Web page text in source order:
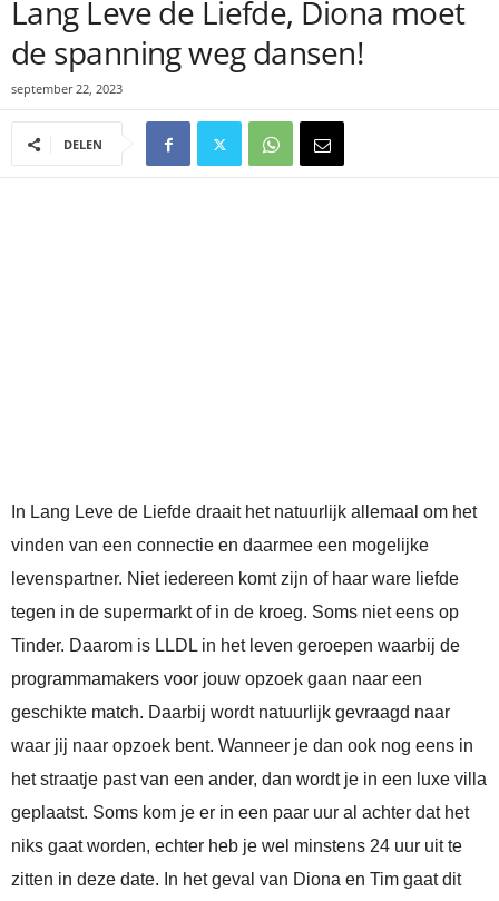
Lang Leve de Liefde, Diona moet
de spanning weg dansen!
september 22, 2023
DELEN
In Lang Leve de Liefde draait het natuurlijk allemaal om het
vinden van een connectie en daarmee een mogelijke
levenspartner. Niet iedereen komt zijn of haar ware liefde
tegen in de supermarkt of in de kroeg. Soms niet eens op
Tinder. Daarom is LLDL in het leven geroepen waarbij de
programmamakers voor jouw opzoek gaan naar een
geschikte match. Daarbij wordt natuurlijk gevraagd naar
waar jij naar opzoek bent. Wanneer je dan ook nog eens in
het straatje past van een ander, dan wordt je in een luxe villa
geplaatst. Soms kom je er in een paar uur al achter dat het
niks gaat worden, echter heb je wel minstens 24 uur uit te
zitten in deze date. In het geval van Diona en Tim gaat dit